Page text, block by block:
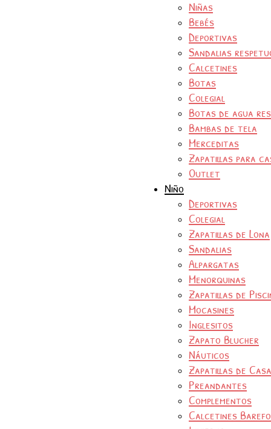
Niñas
Bebés
Deportivas
Sandalias
Calcetines
Botas
Colegial
Botas de agua
Bambas de tela
Merceditas
Zapatillas para
Outlet
Niño
Deportivas
Colegial
Zapatillas de Lona
Sandalias
Alpargatas
Menorquinas
Zapatillas de
Mocasines
Inglesitos
Zapato Blucher
Náuticos
Zapatillas de Casa
Preandantes
Complementos
Calcetines